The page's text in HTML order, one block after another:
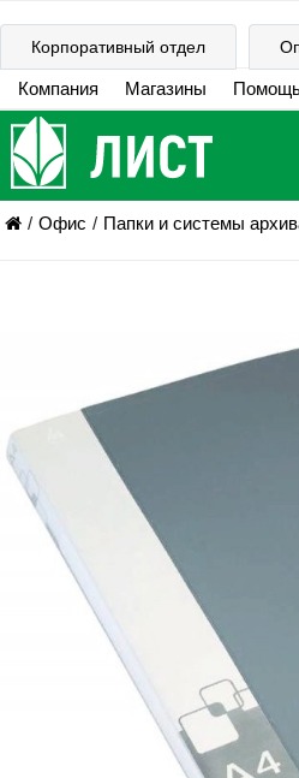
Корпоративный отдел
Компания Магазины
Офис Папки и системы